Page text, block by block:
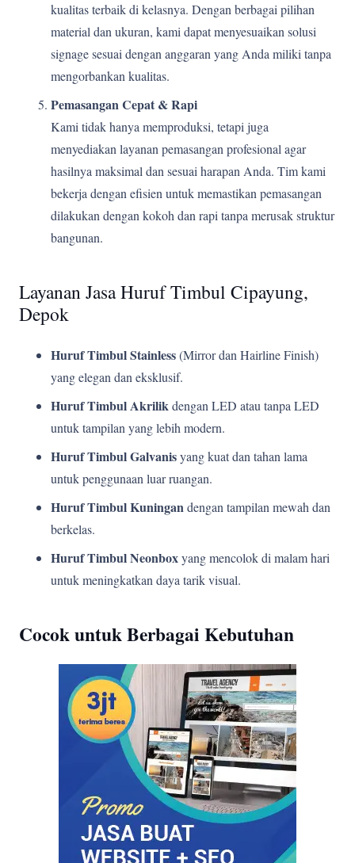
kualitas terbaik di kelasnya. Dengan berbagai pilihan
material dan ukuran, kami dapat menyesuaikan solusi
signage sesuai dengan anggaran yang Anda miliki tanpa
mengorbankan kualitas.
Pemasangan Cepat & Rapi
Kami tidak hanya memproduksi, tetapi juga
menyediakan layanan pemasangan profesional agar
hasilnya maksimal dan sesuai harapan Anda. Tim kami
bekerja dengan efisien untuk memastikan pemasangan
dilakukan dengan kokoh dan rapi tanpa merusak struktur
bangunan.
Layanan Jasa Huruf Timbul Cipayung,
Depok
Huruf Timbul Stainless(Mirror dan Hairline Finish)
yang elegan dan eksklusif.
Huruf Timbul Akrilikdengan LED atau tanpa LED
untuk tampilan yang lebih modern.
Huruf Timbul Galvanisyang kuat dan tahan lama
untuk penggunaan luar ruangan.
Huruf Timbul Kuningandengan tampilan mewah dan
berkelas.
Huruf Timbul Neonboxyang mencolok di malam hari
untuk meningkatkan daya tarik visual.
Cocok untuk Berbagai Kebutuhan